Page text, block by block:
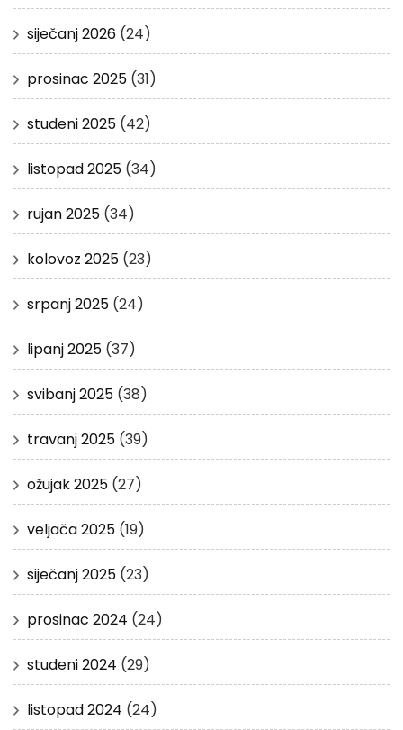
siječanj 2026 (24)
prosinac 2025 (31)
studeni 2025 (42)
listopad 2025 (34)
rujan 2025 (34)
kolovoz 2025 (23)
srpanj 2025 (24)
lipanj 2025 (37)
svibanj 2025 (38)
travanj 2025 (39)
ožujak 2025 (27)
veljača 2025 (19)
siječanj 2025 (23)
prosinac 2024 (24)
studeni 2024 (29)
listopad 2024 (24)